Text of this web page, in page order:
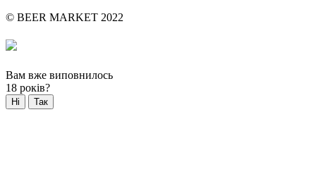
© BEER MARKET 2022
Вам вже виповнилось
18 років?
Ні Так